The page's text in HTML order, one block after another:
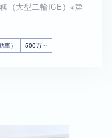
（大型二輪ICE）※第
） 500万～